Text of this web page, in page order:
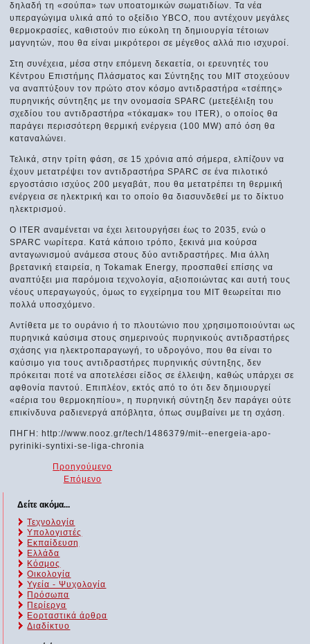
δηλαδή τη «σούπα» των υποατομικών σωματιδίων. Τα νέα
υπεραγώγιμα υλικά από το οξείδιο YBCO, που αντέχουν μεγάλες
θερμοκρασίες, καθιστούν πιο εύκολη τη δημιουργία τέτοιων
μαγνητών, που θα είναι μικρότεροι σε μέγεθος αλλά πιο ισχυροί.
Στη συνέχεια, μέσα στην επόμενη δεκαετία, οι ερευνητές του
Κέντρου Επιστήμης Πλάσματος και Σύντηξης του ΜΙΤ στοχεύουν
να αναπτύξουν τον πρώτο στον κόσμο αντιδραστήρα «τσέπης»
πυρηνικής σύντηξης με την ονομασία SPARC (μετεξέλιξη του
σχεδίου του αντιδραστήρα «τόκαμακ» του ITER), ο οποίος θα
παράγει περισσότερη θερμική ενέργεια (100 MW) από όση θα
καταναλώνει.
Τελικά, στην τρίτη φάση, σε 15 χρόνια από σήμερα, ελπίζουν να
έχουν μετατρέψει τον αντιδραστήρα SPARC σε ένα πιλοτικό
εργοστάσιο ισχύος 200 μεγαβάτ, που θα μετατρέπει τη θερμική
ενέργεια σε ηλεκτρική και το οποίο θα διασυνδεθεί με το δίκτυο
ηλεκτρισμού.
Ο ITER αναμένεται να έχει λειτουργήσει έως το 2035, ενώ ο
SPARC νωρίτερα. Κατά κάποιο τρόπο, ξεκινά μια κούρσα
ανταγωνισμού ανάμεσα στους δύο αντιδραστήρες. Μια άλλη
βρετανική εταιρεία, η Tokamak Energy, προσπαθεί επίσης να
αναπτύξει μια παρόμοια τεχνολογία, αξιοποιώντας και αυτή τους
νέους υπεραγωγούς, όμως το εγχείρημα του ΜΙΤ θεωρείται πιο
πολλά υποσχόμενο.
Αντίθετα με το ουράνιο ή το πλουτώνιο που χρησιμοποιούνται ως
πυρηνικά καύσιμα στους σημερινούς πυρηνικούς αντιδραστήρες
σχάσης για ηλεκτροπαραγωγή, το υδρογόνο, που θα είναι το
καύσιμο για τους αντιδραστήρες πυρηνικής σύντηξης, δεν
πρόκειται ποτέ να αποτελέσει είδος σε έλλειψη, καθώς υπάρχει σε
αφθονία παντού. Επιπλέον, εκτός από το ότι δεν δημιουργεί
«αέρια του θερμοκηπίου», η πυρηνική σύντηξη δεν παράγει ούτε
επικίνδυνα ραδιενεργά απόβλητα, όπως συμβαίνει με τη σχάση.
ΠΗΓΗ: http://www.nooz.gr/tech/1486379/mit--energeia-apo-
pyriniki-syntixi-se-liga-chronia
Προηγούμενο
Επόμενο
Δείτε ακόμα...
Τεχνολογία
Υπολογιστές
Εκπαίδευση
Ελλάδα
Κόσμος
Οικολογία
Υγεία - Ψυχολογία
Πρόσωπα
Περίεργα
Εορταστικά άρθρα
Διαδίκτυο